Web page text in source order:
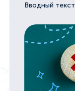
Вводный текст